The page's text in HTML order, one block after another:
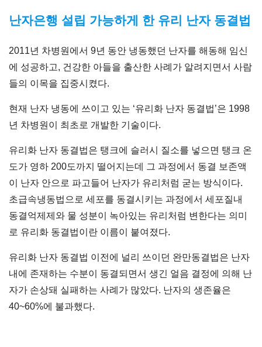
난자은행 설립 가능하게 한 유리 난자 동결법
2011년 차병원에서 9년 동안 냉동했던 난자를 해동해 임신
에 성공하고, 건강한 아들을 출산한 사례가 알려지면서 사람
들의 이목을 집중시켰다.
현재 난자 냉동에 쓰이고 있는 ‘유리화 난자 동결법’은 1998
년 차병원이 최초로 개발한 기술이다.
유리화 난자 동결법은 탱크에 슬러시 질소를 넣으면 탱크 온
도가 영하 200도까지 떨어지는데 그 과정에서 동결 보존액
이 난자 안으로 파고들어 난자가 유리처럼 굳는 방식이다.
초급속냉동법으로 세포를 동결시키는 과정에서 세포질내
동결억제제와 물 성분이 녹아있는 유리처럼 변한다는 의미
로 유리화 동결법이란 이름이 붙여졌다.
유리화 난자 동결법 이전에 널리 쓰이던 완만동결법은 난자
내에 존재하는 수분이 동결되면서 생긴 얼음 결정에 의해 난
자가 손상돼 실패하는 사례가 많았다. 난자의 생존율은
40~60%에 불과했다.